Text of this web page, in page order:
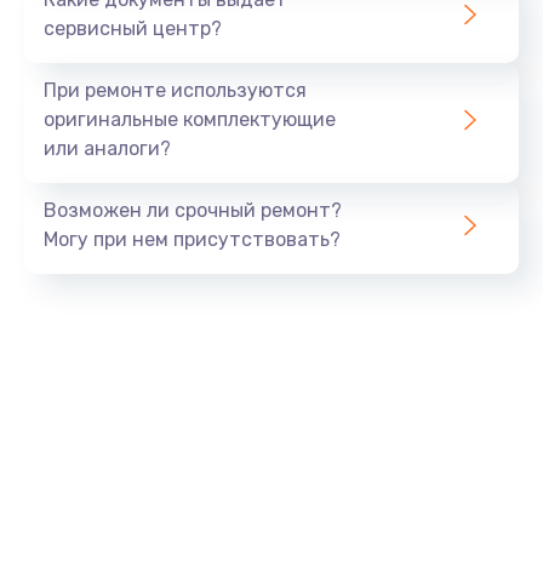
сервисный центр?
При ремонте используются
оригинальные комплектующие
или аналоги?
Возможен ли срочный ремонт?
Могу при нем присутствовать?